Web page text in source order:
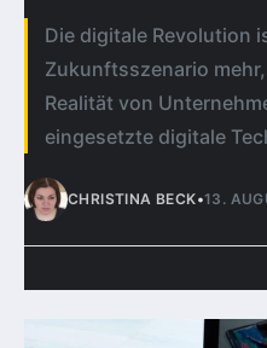
Die digitale Revolution
Zukunftsszenario
Realität von
eingesetzte digitale
CHRISTINA BECK•13.